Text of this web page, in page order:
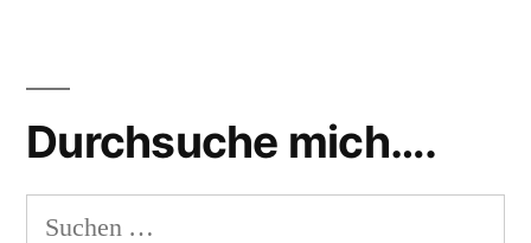
Durchsuche mich….
Suchen